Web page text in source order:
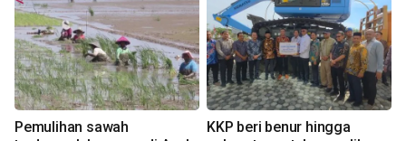
Pemulihan sawah
KKP beri benur hingga